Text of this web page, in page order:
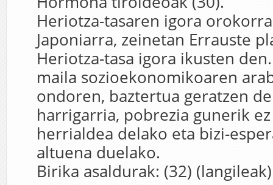
Heriotza-tasaren igora
Japoniarra, zeinetan Errauste
Heriotza-tasa igora ikusten
maila sozioekonomikoaren
ondoren, baztertua geratzen
harrigarria, pobrezia gunerik
herrialdea delako eta bizi-
altuena duelako.
Birika asaldurak: (32)